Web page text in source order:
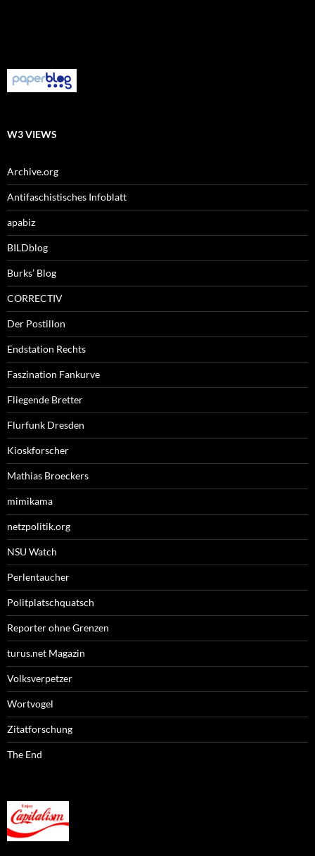
W3 VIEWS
Archive.org
Antifaschistisches Infoblatt
apabiz
BILDblog
Burks’ Blog
CORRECTIV
Der Postillon
Endstation Rechts
Faszination Fankurve
Fliegende Bretter
Flurfunk Dresden
Kioskforscher
Mathias Broeckers
mimikama
netzpolitik.org
NSU Watch
Perlentaucher
Politplatschquatsch
Reporter ohne Grenzen
turus.net Magazin
Volksverpetzer
Wortvogel
Zitatforschung
The End